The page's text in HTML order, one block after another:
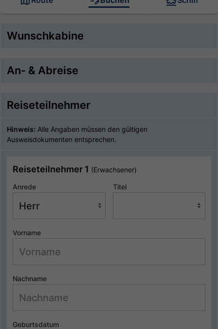
Wunschkabine
An- & Abreise
Reiseteilnehmer
Hinweis: Alle Angaben müssen den gültigen
Ausweisdokumenten entsprechen.
Reiseteilnehmer 1 (Erwachsener)
Anrede Titel
Vorname
Nachname
Geburtsdatum